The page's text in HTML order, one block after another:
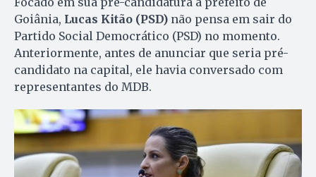
Goiânia, Lucas Kitão (PSD) não pensa em sair do
Partido Social Democrático (PSD) no momento.
Anteriormente, antes de anunciar que seria pré-
candidato na capital, ele havia conversado com
representantes do MDB.